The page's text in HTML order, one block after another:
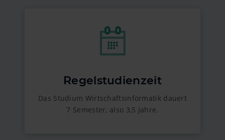
Regelstudienzeit
Das Studium Wirtschaftsinformatik dauert
7 Semester, also 3,5 Jahre.